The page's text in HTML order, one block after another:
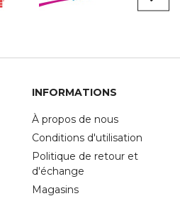
INFORMATIONS
À propos de nous
Conditions d'utilisation
Politique de retour et
d'échange
Magasins